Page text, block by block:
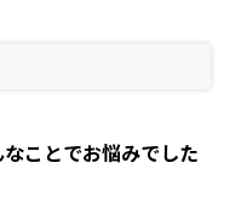
ことでお悩みでした